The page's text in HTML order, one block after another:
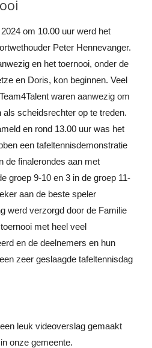
om 10.00 uur werd het
Peter Hennevanger.
en het toernooi, onder de
en Doris, kon beginnen. Veel
waren aanwezig om
als scheidsrechter op te treden.
en rond 13.00 uur was het
een tafeltennisdemonstratie
de finalerondesaan met
groep 9-10 en 3 in de groep 11-
aan de beste speler
werd verzorgddoor de Familie
met heel veel
en de deelnemers en hun
zeer geslaagde tafeltennisdag
leuk videoverslag gemaakt
onze gemeente.